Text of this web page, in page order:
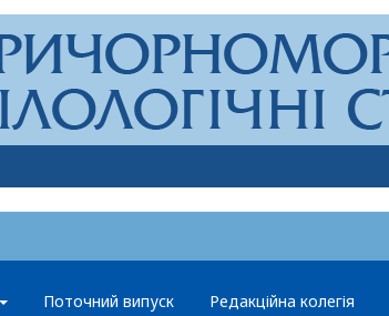
Поточний випуск Редакційна колегія